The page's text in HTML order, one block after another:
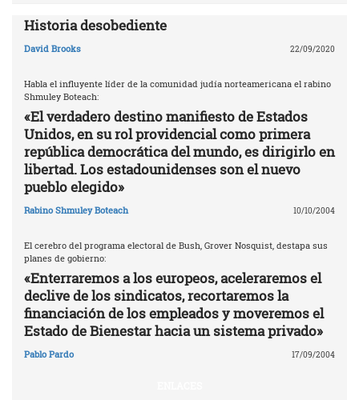
Historia desobediente
David Brooks 22/09/2020
Habla el influyente líder de la comunidad judía norteamericana el rabino
Shmuley Boteach:
«El verdadero destino manifiesto de Estados
Unidos, en su rol providencial como primera
república democrática del mundo, es dirigirlo en
libertad. Los estadounidenses son el nuevo
pueblo elegido»
Rabino Shmuley Boteach 10/10/2004
El cerebro del programa electoral de Bush, Grover Nosquist, destapa sus
planes de gobierno:
«Enterraremos a los europeos, aceleraremos el
declive de los sindicatos, recortaremos la
financiación de los empleados y moveremos el
Estado de Bienestar hacia un sistema privado»
Pablo Pardo 17/09/2004